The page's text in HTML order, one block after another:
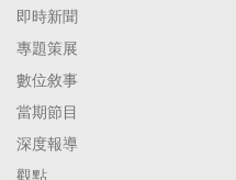
即時新聞
專題策展
數位敘事
當期節目
深度報導
觀點